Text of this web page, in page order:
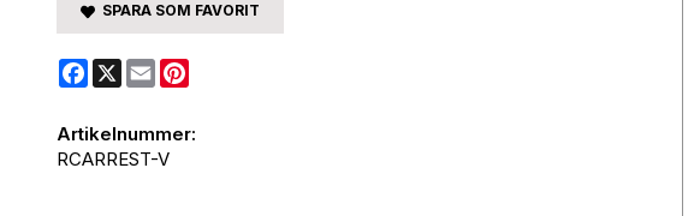
SPARA SOM FAVORIT
Facebook
X Email
Artikelnummer:
RCARREST-V